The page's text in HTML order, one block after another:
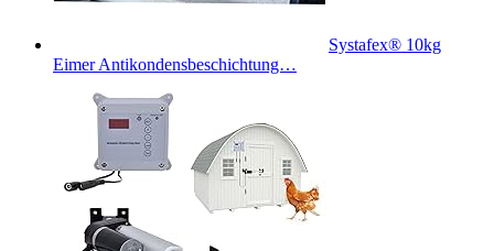
Systafex® 10kg
Eimer Antikondensbeschichtung…